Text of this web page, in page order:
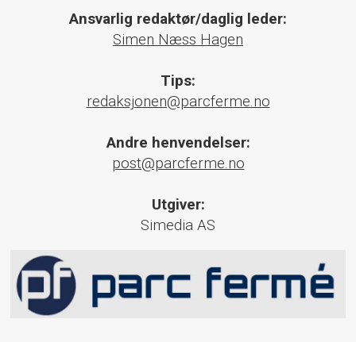
Ansvarlig redaktør/daglig leder:
Simen Næss Hagen
Tips:
redaksjonen@parcferme.no
Andre henvendelser:
post@parcferme.no
Utgiver:
Simedia AS